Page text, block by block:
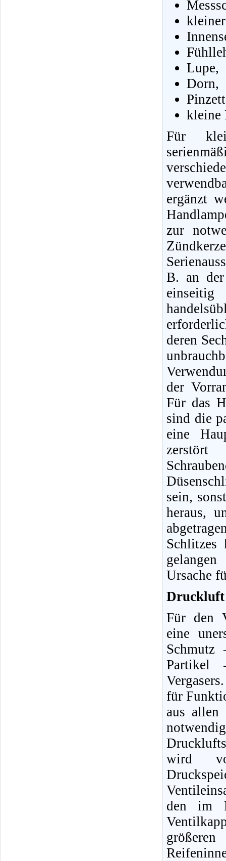
Lupe,
Dorn,
kleine
Für
ergänzt
zur
B. an
deren
der
Für das
sind die
eine
sein,
heraus,
Schlitzes
Ursache
Druckluft
Für den
eine
Partikel
für
aus allen
wird
den im